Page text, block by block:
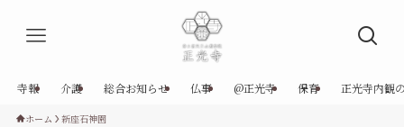
寺報 介護 総合お知らせ 仏事 @正光寺 保育 正光寺内観
ホーム 新座石神園